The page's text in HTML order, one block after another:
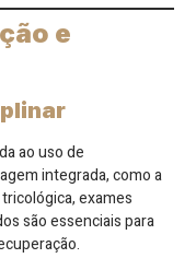
e
ao uso de
integrada, como a
exames
são essenciais para